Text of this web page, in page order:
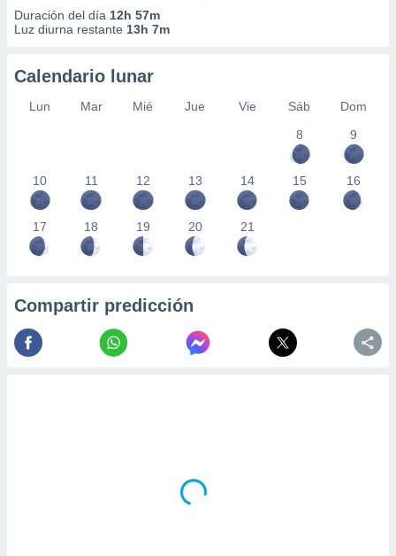
Duración del día 12h 57m
Luz diurna restante 13h 7m
Calendario lunar
Lun Mar Mié Jue Vie Sáb
Dom
8
9
10 11 12 13 14 15 16
17 18 19 20 21
Compartir predicción